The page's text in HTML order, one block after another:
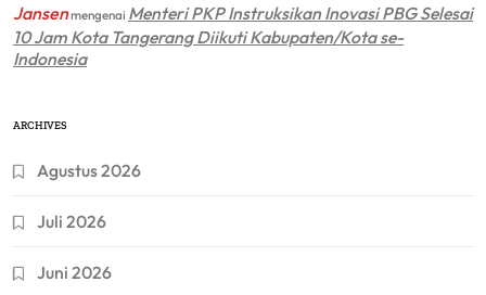
Jansenmengenai Menteri PKP Instruksikan Inovasi PBG Selesai
10 Jam Kota Tangerang Diikuti Kabupaten/Kota se-
Indonesia
ARCHIVES
Agustus 2026
Juli 2026
Juni 2026